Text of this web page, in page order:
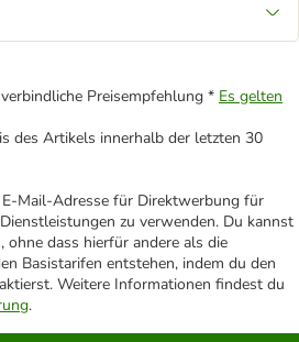
Preisempfehlung * Es gelten
des Artikels innerhalb der letzten 30
Mail-Adresse für Direktwerbung für
zu verwenden. Du kannst
ohne dass hierfür andere als die
Basistarifen entstehen, indem du den
Weitere Informationen findest du
.